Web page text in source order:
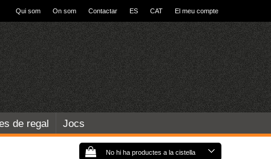
Qui som On som Contactar ES CAT El meu compte
de regal Jocs
No hi ha productes a la cistella